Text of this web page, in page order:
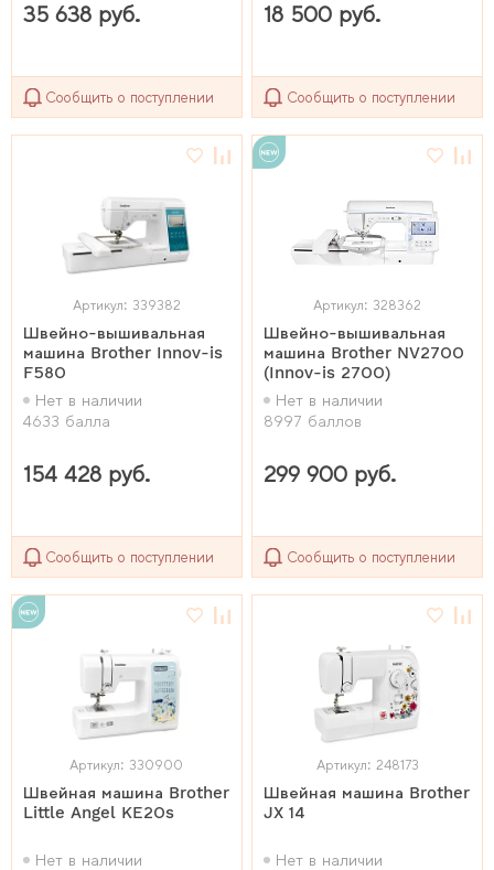
35 638 руб.
Сообщить о поступлении
18 500 руб.
Сообщить о поступлении
Артикул: 339382
Швейно-вышивальная
машина Brother Innov-is
F580
Нет в наличии
4633 балла
154 428 руб.
Сообщить о поступлении
Артикул: 328362
Швейно-вышивальная
машина Brother NV2700
(Innov-is 2700)
Нет в наличии
8997 баллов
299 900 руб.
Сообщить о поступлении
Артикул: 330900
Швейная машина Brother
Little Angel KE20s
Нет в наличии
Артикул: 248173
Швейная машина Brother
JX 14
Нет в наличии